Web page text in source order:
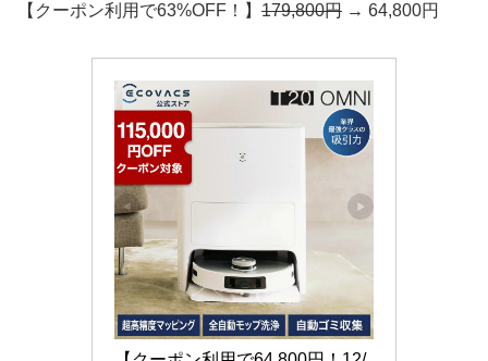
【クーポン利用で63%OFF！】 179,800円 → 64,800円